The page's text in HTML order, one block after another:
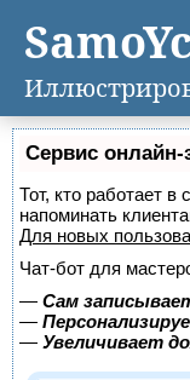
Сервис онлайн-
Тот, кто работает
напоминать
Для новых
Чат-бот для
— Сам
—
— Увеличивает